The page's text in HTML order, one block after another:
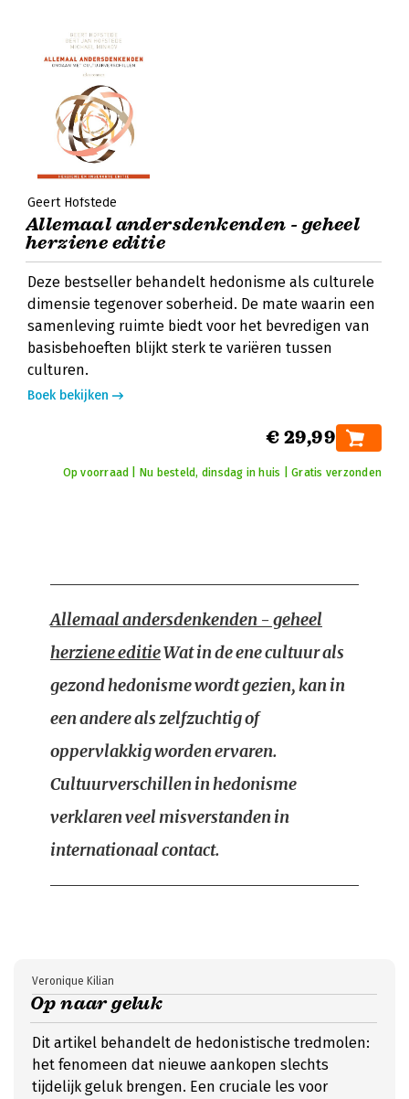
Geert Hofstede
Allemaal andersdenkenden - geheel
herziene editie
Deze bestseller behandelt hedonisme als culturele
dimensie tegenover soberheid. De mate waarin een
samenleving ruimte biedt voor het bevredigen van
basisbehoeften blijkt sterk te variëren tussen
culturen.
Boek bekijken
€ 29,99
Op voorraad | Nu besteld, dinsdag in huis | Gratis verzonden
Allemaal andersdenkenden - geheel
herziene editieWat in de ene cultuur als
gezond hedonisme wordt gezien, kan in
een andere als zelfzuchtig of
oppervlakkig worden ervaren.
Cultuurverschillen in hedonisme
verklaren veel misverstanden in
internationaal contact.
Op naar geluk
Veronique Kilian
Dit artikel behandelt de hedonistische tredmolen:
het fenomeen dat nieuwe aankopen slechts
tijdelijk geluk brengen. Een cruciale les voor